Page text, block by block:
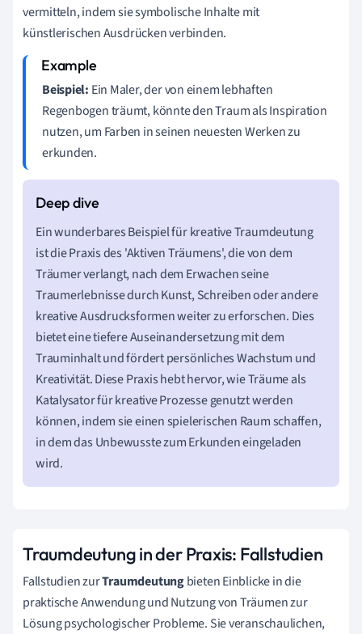
vermitteln, indem sie symbolische Inhalte mit
künstlerischen Ausdrücken verbinden.
Beispiel: Ein Maler, der von einem lebhaften
Regenbogen träumt, könnte den Traum als Inspiration
nutzen, um Farben in seinen neuesten Werken zu
erkunden.
Ein wunderbares Beispiel für kreative Traumdeutung
ist die Praxis des 'Aktiven Träumens', die von dem
Träumer verlangt, nach dem Erwachen seine
Traumerlebnisse durch Kunst, Schreiben oder andere
kreative Ausdrucksformen weiter zu erforschen. Dies
bietet eine tiefere Auseinandersetzung mit dem
Trauminhalt und fördert persönliches Wachstum und
Kreativität. Diese Praxis hebt hervor, wie Träume als
Katalysator für kreative Prozesse genutzt werden
können, indem sie einen spielerischen Raum schaffen,
in dem das Unbewusste zum Erkunden eingeladen
wird.
Traumdeutung in der Praxis: Fallstudien
Fallstudien zurTraumdeutungbieten Einblicke in die
praktische Anwendung und Nutzung von Träumen zur
Lösung psychologischer Probleme. Sie veranschaulichen,